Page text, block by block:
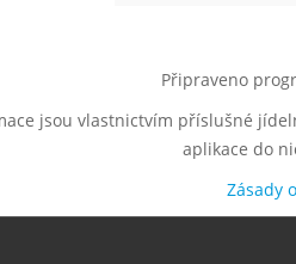
Připraveno
jsou vlastnictvím příslušné
aplikace do
Zásady